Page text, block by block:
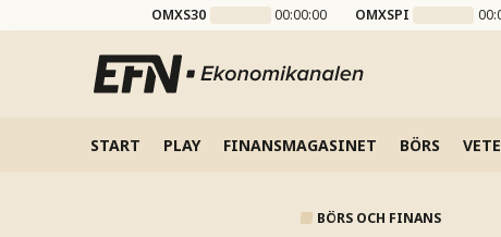
OMXS30 00:00:00 OMXSPI
START PLAY FINANSMAGASINET BÖRS
BÖRS OCH FINANS